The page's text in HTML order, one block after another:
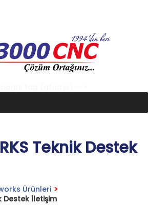
content
Teknik Destek
Ürünleri >
Destek İletişim